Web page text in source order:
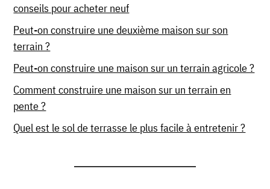
conseils pour acheter neuf
Peut-on construire une deuxième maison sur son
terrain ?
Peut-on construire une maison sur un terrain agricole ?
Comment construire une maison sur un terrain en
pente ?
Quel est le sol de terrasse le plus facile à entretenir ?